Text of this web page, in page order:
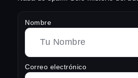
Nombre
Correo electrónico